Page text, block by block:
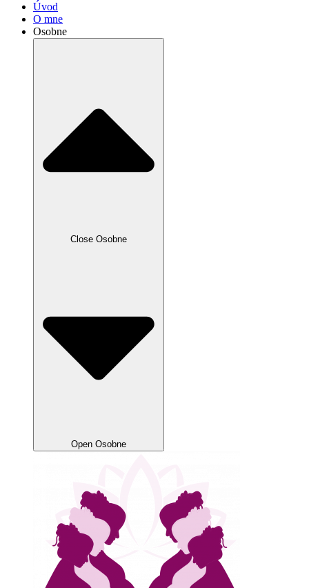
Úvod
O mne
Osobne
Close Osobne
Open Osobne